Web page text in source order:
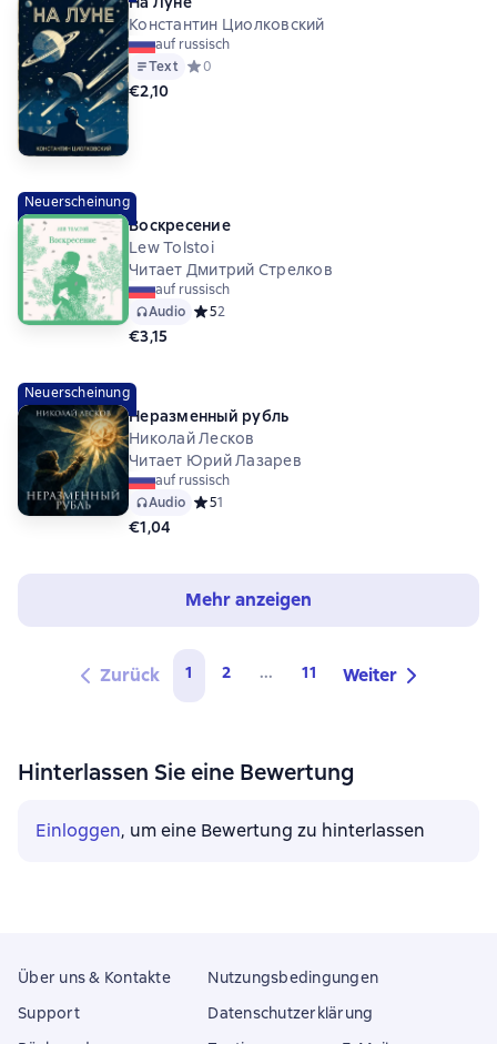
Константин Циолковский
auf russisch
Text Средний рейтинг 0 на основе 0 оценок
0
€2,10
Neuerscheinung
Воскресение
Lew Tolstoi
Читает Дмитрий Стрелков
auf russisch
Audio Средний рейтинг 5 на основе 2 оценок
52
€3,15
Neuerscheinung
Неразменный рубль
Николай Лесков
Читает Юрий Лазарев
auf russisch
Audio Средний рейтинг 5 на основе 1 оценок
51
€1,04
Mehr anzeigen
Zurück 1 2 ... 11 Weiter
Hinterlassen Sie eine Bewertung
Einloggen, um eine Bewertung zu hinterlassen
Über uns & Kontakte
Support
Nutzungsbedingungen
Datenschutzerklärung